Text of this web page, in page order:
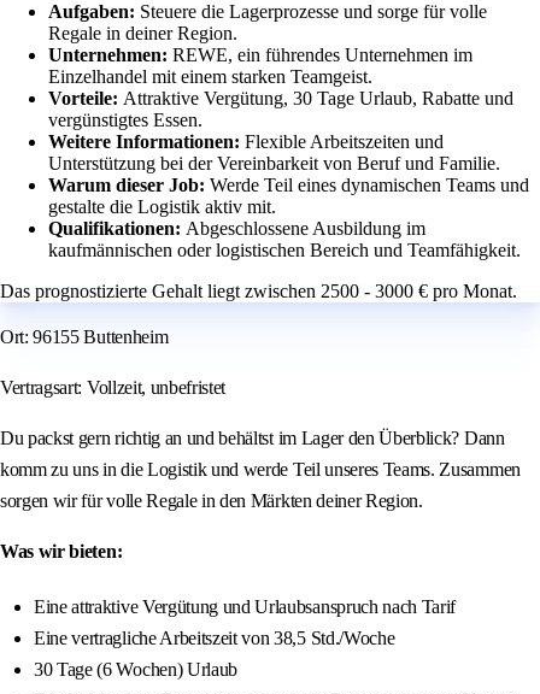
Aufgaben: Steuere die Lagerprozesse und sorge für volle
Regale in deiner Region.
Unternehmen: REWE, ein führendes Unternehmen im
Einzelhandel mit einem starken Teamgeist.
Vorteile: Attraktive Vergütung, 30 Tage Urlaub, Rabatte und
vergünstigtes Essen.
Weitere Informationen: Flexible Arbeitszeiten und
Unterstützung bei der Vereinbarkeit von Beruf und Familie.
Warum dieser Job: Werde Teil eines dynamischen Teams und
gestalte die Logistik aktiv mit.
Qualifikationen: Abgeschlossene Ausbildung im
kaufmännischen oder logistischen Bereich und Teamfähigkeit.
Das prognostizierte Gehalt liegt zwischen 2500 - 3000 € pro Monat.
Ort: 96155 Buttenheim
Vertragsart: Vollzeit, unbefristet
Du packst gern richtig an und behältst im Lager den Überblick? Dann
komm zu uns in die Logistik und werde Teil unseres Teams. Zusammen
sorgen wir für volle Regale in den Märkten deiner Region.
Was wir bieten:
Eine attraktive Vergütung und Urlaubsanspruch nach Tarif
Eine vertragliche Arbeitszeit von 38,5 Std./Woche
30 Tage (6 Wochen) Urlaub